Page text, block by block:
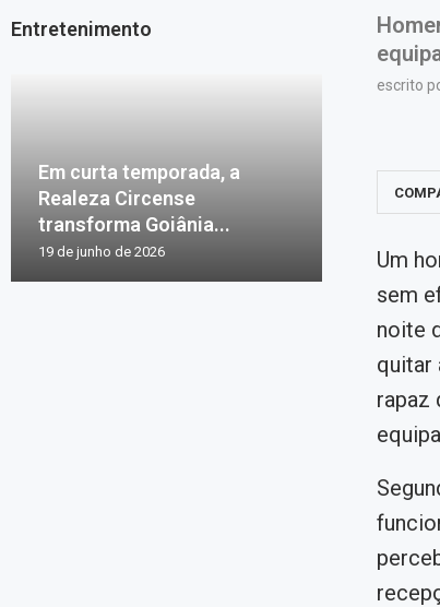
escrito
Um
sem
noite
quitar
rapaz
Entretenimento
Em curta temporada, a
Realeza Circense
transforma Goiânia...
19 de junho de 2026